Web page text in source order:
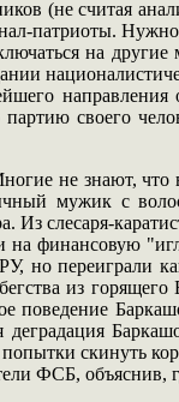
(не считая
патриоты.
на
своего
не знают,
мужик с
слесаря-
но переиграли
из
поведение
скинуть
ФСБ, объяснив,